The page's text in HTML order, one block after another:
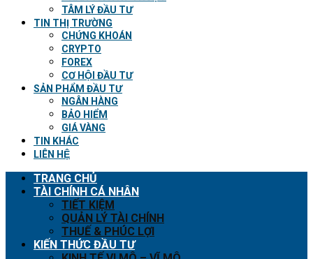
TÂM LÝ ĐẦU TƯ
TIN THỊ TRƯỜNG
CHỨNG KHOÁN
CRYPTO
FOREX
CƠ HỘI ĐẦU TƯ
SẢN PHẨM ĐẦU TƯ
NGÂN HÀNG
BẢO HIỂM
GIÁ VÀNG
TIN KHÁC
LIÊN HỆ
TRANG CHỦ
TÀI CHÍNH CÁ NHÂN
TIẾT KIỆM
QUẢN LÝ TÀI CHÍNH
THUẾ & PHÚC LỢI
KIẾN THỨC ĐẦU TƯ